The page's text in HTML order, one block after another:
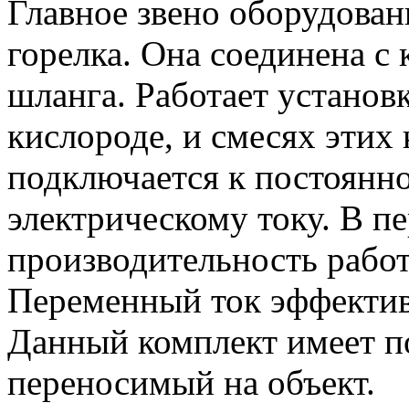
Главное звено
горелка. Она соединена
шланга. Работает
кислороде, и смесях
подключается к
электрическому току. В
производительность
Переменный ток
Данный комплект имеет
переносимый на объект.